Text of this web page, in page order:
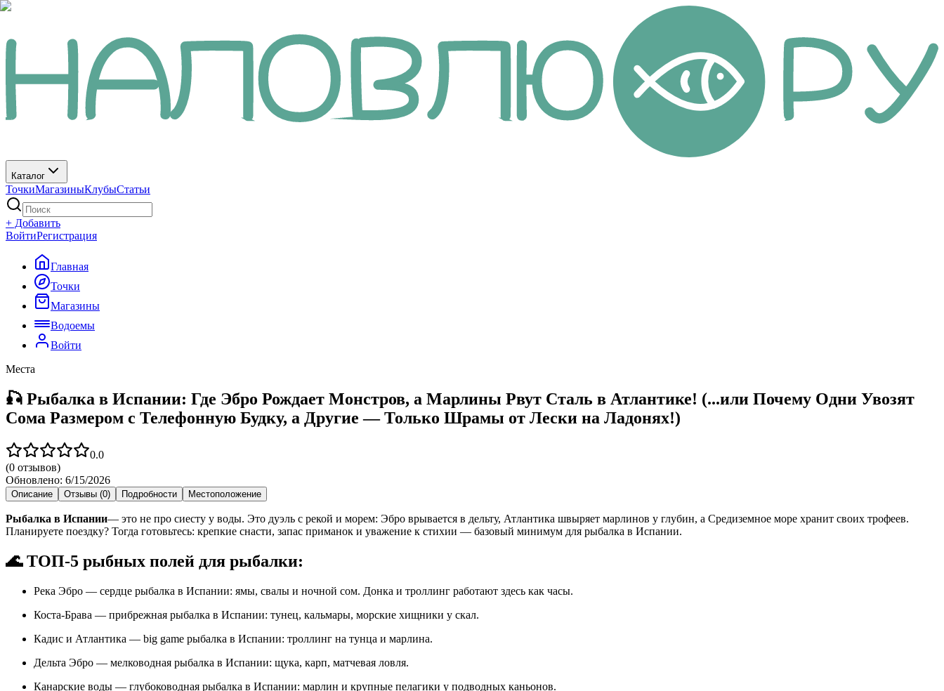
Каталог
ТочкиМагазиныКлубыСтатьи
+ Добавить
ВойтиРегистрация
Главная
Точки
Магазины
Водоемы
Войти
Места
🎣 Рыбалка в Испании: Где Эбро Рождает Монстров, а Марлины Рвут Сталь в Атлантике! (...или Почему Одни Увозят
Сома Размером с Телефонную Будку, а Другие — Только Шрамы от Лески на Ладонях!)
0.0
(0 отзывов)
Обновлено: 6/15/2026
Описание Отзывы (0) Подробности Местоположение
Рыбалка в Испании— это не про сиесту у воды. Это дуэль с рекой и морем: Эбро врывается в дельту, Атлантика швыряет марлинов у глубин, а Средиземное море хранит своих трофеев.
Планируете поездку? Тогда готовьтесь: крепкие снасти, запас приманок и уважение к стихии — базовый минимум для рыбалка в Испании.
🌊 ТОП-5 рыбных полей для рыбалки:
Река Эбро — сердце рыбалка в Испании: ямы, свалы и ночной сом. Донка и троллинг работают здесь как часы.
Коста-Брава — прибрежная рыбалка в Испании: тунец, кальмары, морские хищники у скал.
Кадис и Атлантика — big game рыбалка в Испании: троллинг на тунца и марлина.
Дельта Эбро — мелководная рыбалка в Испании: щука, карп, матчевая ловля.
Канарские воды — глубоководная рыбалка в Испании: марлин и крупные пелагики у подводных каньонов.